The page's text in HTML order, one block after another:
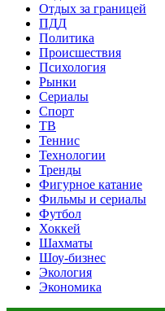
Отдых за границей
ПДД
Политика
Происшествия
Психология
Рынки
Сериалы
Спорт
ТВ
Теннис
Технологии
Тренды
Фигурное катание
Фильмы и сериалы
Футбол
Хоккей
Шахматы
Шоу-бизнес
Экология
Экономика